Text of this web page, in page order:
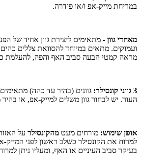
במריחת מייק-אפ ו/או פודרה.
מאחדי גוון - מתאימים ליצירת גוון אחיד של
ועמוקים. מתאים במיוחד להסוואת צללים כהים
מראה קמטי הבעה סביב האף והפה, להעלמת
3 גווני קונסילר:
גוונים (בהיר עד כהה)
העור. יש לבחור גוון משלים למייק-אפ, או
אופן שימוש: מורחים מעט מהקונסילר על
למרוח את הקונסילר כשלב ראשון לפני המייק-
בעיקר סביב העיניים או האף, ומעליו ניתן